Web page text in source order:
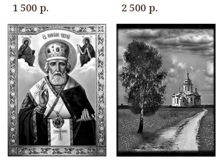
1 500 р. 2 500 р.
Аксессуары